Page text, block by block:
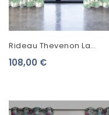
Rideau Thevenon La
Palmeraie Vert Tropical
108,00 €